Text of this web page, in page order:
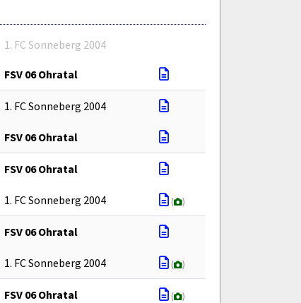
1. FC Sonneberg 2004
FSV 06 Ohratal
1. FC Sonneberg 2004
FSV 06 Ohratal
FSV 06 Ohratal
1. FC Sonneberg 2004 ( )
FSV 06 Ohratal
1. FC Sonneberg 2004 ( )
FSV 06 Ohratal ( )